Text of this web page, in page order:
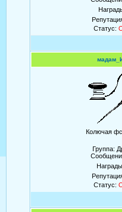
Статус:
Колючая
Группа:
Статус: